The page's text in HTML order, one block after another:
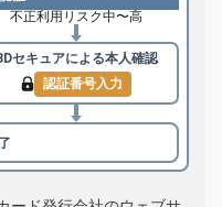
不正利用リスク中〜高
セキュアによる本人確認
認証番号入力